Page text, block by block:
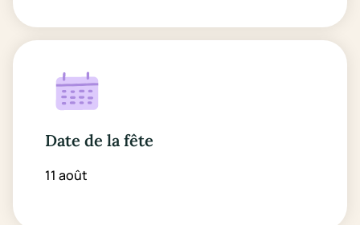
Date de la fête
11 août